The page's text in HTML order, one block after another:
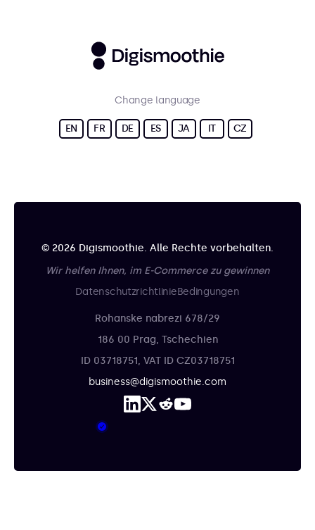
Change language
EN FR DE ES JA IT CZ
© 2026 Digismoothie. Alle Rechte vorbehalten.
Wir helfen Ihnen, im E-Commerce zu gewinnen
DatenschutzrichtlinieBedingungen
Rohanske nabrezi 678/29
186 00 Prag, Tschechien
ID 03718751, VAT ID CZ03718751
business@digismoothie.com